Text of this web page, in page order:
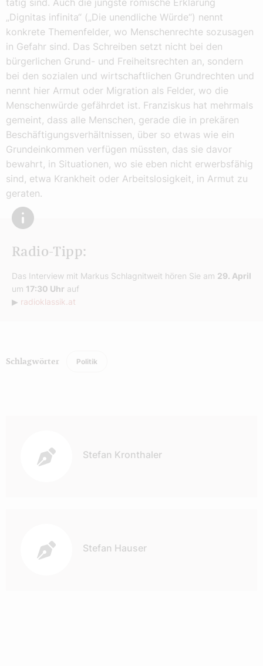
„Dignitas infinita“ („Die unendliche Würde“) nennt
konkrete Themenfelder, wo Menschenrechte sozusagen
in Gefahr sind. Das Schreiben setzt nicht bei den
bürgerlichen Grund- und Freiheitsrechten an, sondern
bei den sozialen und wirtschaftlichen Grundrechten und
nennt hier Armut oder Migration als Felder, wo die
Menschenwürde gefährdet ist. Franziskus hat mehrmals
gemeint, dass alle Menschen, gerade die in prekären
Beschäftigungsverhältnissen, über so etwas wie ein
Grundeinkommen verfügen müssten, das sie davor
bewahrt, in Situationen, wo sie eben nicht erwerbsfähig
sind, etwa Krankheit oder Arbeitslosigkeit, in Armut zu
geraten.
Radio-Tipp:
Das Interview mit Markus Schlagnitweit hören Sie am 29. April
um 17:30 Uhr auf
▶ radioklassik.at
Schlagwörter Politik
Stefan Kronthaler
Stefan Hauser